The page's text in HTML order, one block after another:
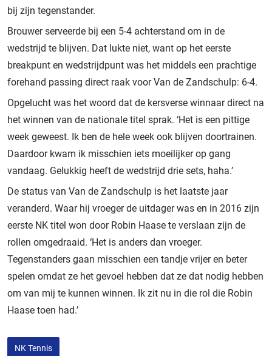
bij zijn tegenstander.
Brouwer serveerde bij een 5-4 achterstand om in de
wedstrijd te blijven. Dat lukte niet, want op het eerste
breakpunt en wedstrijdpunt was het middels een prachtige
forehand passing direct raak voor Van de Zandschulp: 6-4.
Opgelucht was het woord dat de kersverse winnaar direct na
het winnen van de nationale titel sprak. ‘Het is een pittige
week geweest. Ik ben de hele week ook blijven doortrainen.
Daardoor kwam ik misschien iets moeilijker op gang
vandaag. Gelukkig heeft de wedstrijd drie sets, haha.’
De status van Van de Zandschulp is het laatste jaar
veranderd. Waar hij vroeger de uitdager was en in 2016 zijn
eerste NK titel won door Robin Haase te verslaan zijn de
rollen omgedraaid. ‘Het is anders dan vroeger.
Tegenstanders gaan misschien een tandje vrijer en beter
spelen omdat ze het gevoel hebben dat ze dat nodig hebben
om van mij te kunnen winnen. Ik zit nu in die rol die Robin
Haase toen had.’
NK Tennis